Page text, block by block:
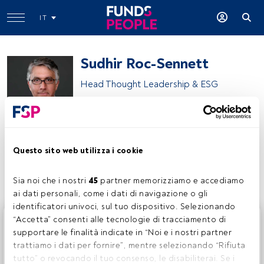
Questo sito web utilizza i cookie
Sia noi che i nostri 45 partner memorizziamo e accediamo
ai dati personali, come i dati di navigazione o gli
identificatori univoci, sul tuo dispositivo. Selezionando
“Accetta” consenti alle tecnologie di tracciamento di
supportare le finalità indicate in “Noi e i nostri partner
trattiamo i dati per fornire”, mentre selezionando “Rifiuta
tutto” o revocando il tuo consenso, le disabiliterai. Se i
IT
Sudhir Roc-Sennett
Head Thought Leadership & ESG
Condividi:
Questo è un articolo riservato agli utenti FundsPeople. Se
sei già registrato, accedi tramite il pulsante Login. Se non
hai ancora un account, ti invitiamo a registrarti per scoprire
tutti i contenuti che FundsPeople ha da offrire.